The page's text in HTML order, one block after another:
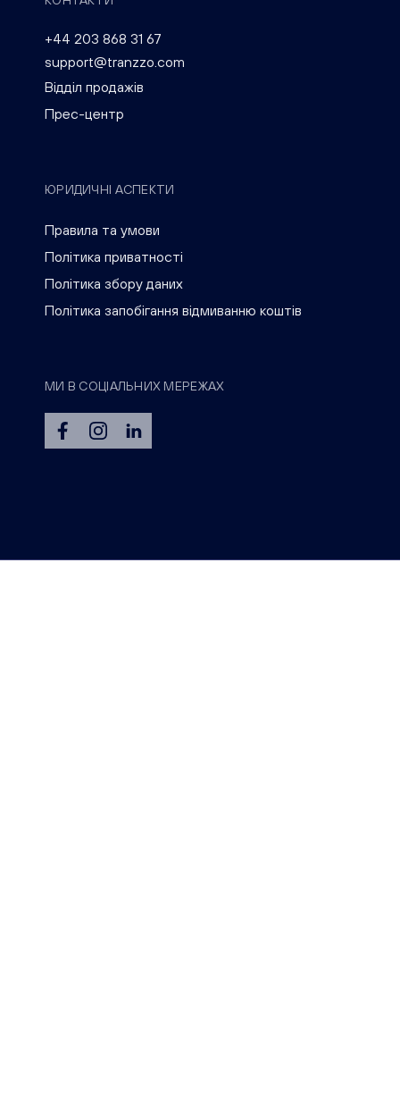
+44 203 868 31 67
support@tranzzo.com
Відділ продажів
Прес-центр
ЮРИДИЧНІ АСПЕКТИ
Правила та умови
Політика приватності
Політика збору даних
Політика запобігання відмиванню коштів
МИ В СОЦІАЛЬНИХ МЕРЕЖАХ